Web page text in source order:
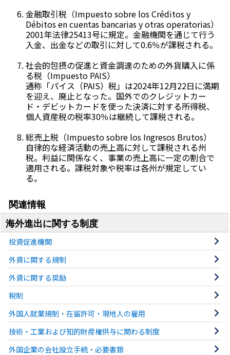
金融取引税（Impuesto sobre los Créditos y
Débitos en cuentas bancarias y otras operatorias）
2001年法律25413号に規定。金融機関を通じて行う
入金、出金などの取引に対して0.6％が課税される。
社会的包摂の促進と資金調達のための外貨購入に係
る税（Impuesto PAIS）
通称「パイス（PAIS）税」は2024年12月22日に満期
を迎え、廃止となった。国外でのクレジットカー
ド・デビットカードを使った決済に対する所得税、
個人資産税の税率30％は継続して課税される。
総売上税（Impuesto sobre los Ingresos Brutos）
自律的な経済活動の売上高に対して課税される州
税。利益に関係なく、事業の売上高に一定の割合で
適用される。課税対象や税率は各州が規定してい
る。
関連情報
海外進出に関する制度
投資促進機関
外資に関する規制
外資に関する奨励
税制
外国人就業規制・在留許可・現地人の雇用
技術・工業および知的財産権供与に関わる制度
外国企業の会社設立手続・必要書類